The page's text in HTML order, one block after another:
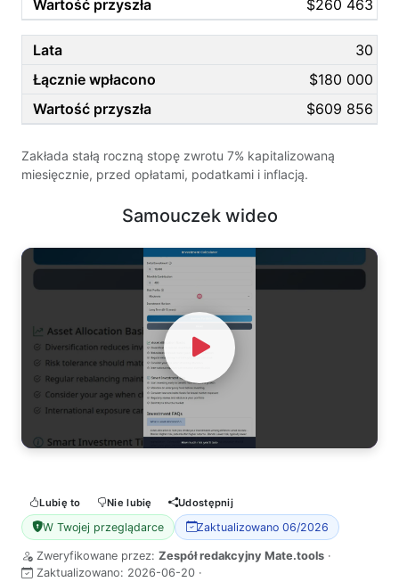
$260 463
30
$180 000
$609 856
Zakłada stałą roczną stopę zwrotu 7% kapitalizowaną
miesięcznie, przed opłatami, podatkami i inflacją.
Samouczek wideo
Watch Video
Lubię to Nie lubię Udostępnij
W Twojej przeglądarce Zaktualizowano 06/2026
Zweryfikowane przez: Zespół redakcyjny Mate.tools ·
Zaktualizowano: 2026-06-20 ·